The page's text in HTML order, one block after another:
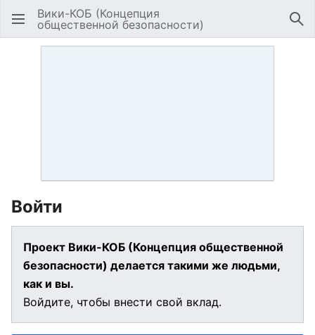
Открыть главное меню
Вики-КОБ (Концепция
общественной безопасности)
Войти
Проект Вики-КОБ (Концепция общественной
безопасности) делается такими же людьми,
как и вы.
Войдите, чтобы внести свой вклад.